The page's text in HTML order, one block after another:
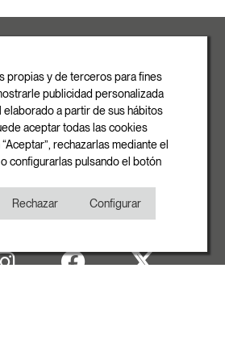
Grossa, 15 Pol. Ind. La Gavarra
Centelles | Barcelona
E-mail
info@rovasi.com
Téléphone
+34 93 881 37 13
propias y de terceros para fines
publicidad personalizada
elaborado a partir de sus hábitos
aceptar todas las cookies
rechazarlas mediante el
o configurarlas pulsando el botón
Rechazar Configurar